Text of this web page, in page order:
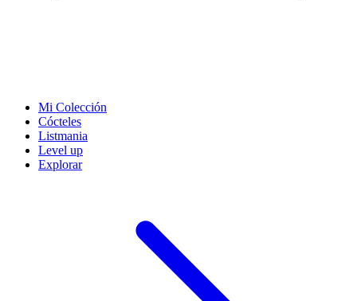
Mi Colección
Cócteles
Listmania
Level up
Explorar